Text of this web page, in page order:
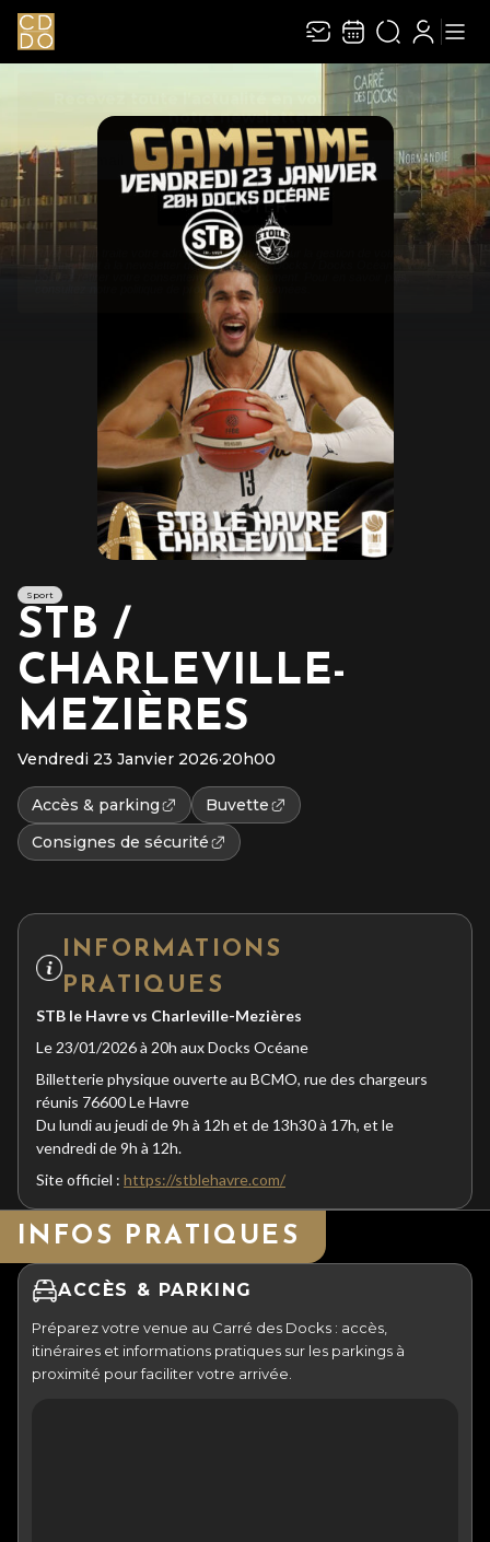
Recevez toute l’actualité en vous abonnant à
notre newsletter :
ENVOYER
Rivaj Group traite votre adresse électronique pour la gestion de votre abonnement à
Le Carré des Docks / Docks Océane
consentement à tout moment. Pour en savoir plus, consultez notre
Sport
STB /
CHARLEVILLE-
MEZIÈRES
Vendredi 23 Janvier 2026·20h00
Accès & parking
Buvette
Consignes de sécurité
INFORMATIONS
PRATIQUES
STB le Havrevs Charleville-Mezières
Le 23/01/2026 à 20h aux Docks Océane
Billetterie physique ouverte au BCMO, rue des chargeurs
réunis 76600 Le Havre
Du lundi au jeudi de 9h à 12h et de 13h30 à 17h, et le
vendredi de 9h à 12h.
Site officiel : https://stblehavre.com/
INFOS PRATIQUES
ACCÈS & PARKING
Préparez votre venue au Carré des Docks : accès,
itinéraires et informations pratiques sur les parkings à
proximité pour faciliter votre arrivée.